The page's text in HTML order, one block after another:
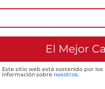
El Mejor
Este sitio web está sostenido por
información sobre nosotros.